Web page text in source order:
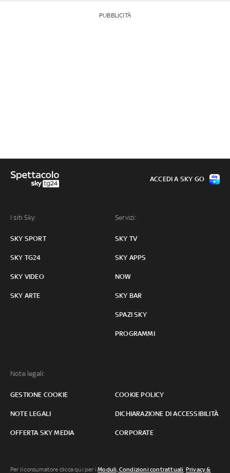
PUBBLICITÀ
I siti Sky:
SKY SPORT
SKY TG24
SKY VIDEO
SKY ARTE
Servizi:
SKY TV
SKY APPS
NOW
SKY BAR
SPAZI SKY
PROGRAMMI
Note legali:
GESTIONE COOKIE COOKIE POLICY
NOTE LEGALI DICHIARAZIONE DI ACCESSIBILITÀ
OFFERTA SKY MEDIA CORPORATE
ACCEDI A SKY GO
Per il consumatore clicca qui per iModuli, Condizioni contrattuali, Privacy &